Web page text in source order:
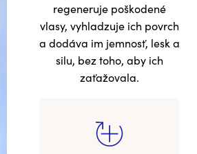
regeneruje poškodené
vlasy, vyhladzuje ich povrch
a dodáva im jemnosť, lesk a
silu, bez toho, aby ich
zaťažovala.